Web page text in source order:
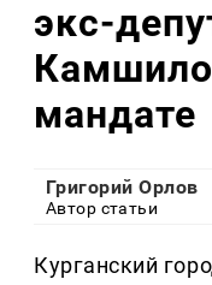
экс-
мандате
Григорий Орлов
Автор статьи
Курганский